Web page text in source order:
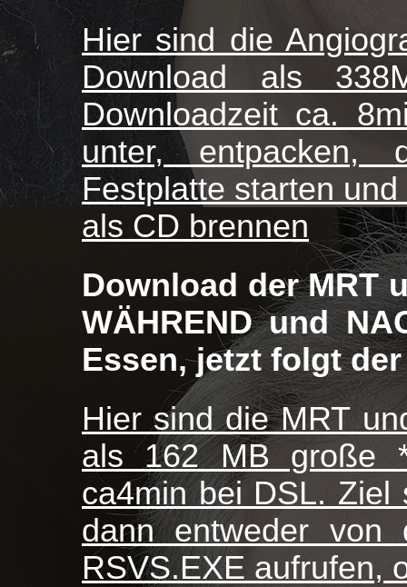
Hier sind die
Download als
Downloadzeit ca.
unter, entpacken,
Festplatte starten
als CD brennen
Download der MRT
WÄHREND und
Essen, jetzt folgt
Hier sind die MRT
als 162 MB große
ca4min bei DSL. Ziel
dann entweder von
RSVS.EXE aufrufen,